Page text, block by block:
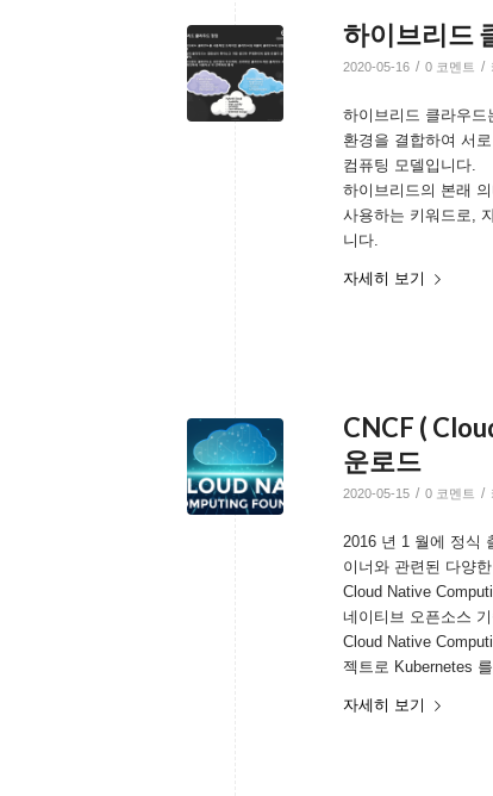
하이브리드
2020-05-16 / 0 코멘트 /
하이브리드 클라우
환경을 결합하여 서
컴퓨팅 모델입니다.
하이브리드의 본래
사용하는 키워드로,
니다.
자세히 보기
CNCF (
운로드
2020-05-15 / 0 코멘트 /
2016 년 1 월에 정식
이너와 관련된 다양
Cloud Native
네이티브 오픈소스
Cloud Native
젝트로 Kubernetes
자세히 보기